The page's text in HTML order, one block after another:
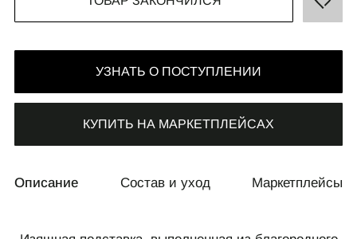
УЗНАТЬ О ПОСТУПЛЕНИИ
КУПИТЬ НА МАРКЕТПЛЕЙСАХ
Описание Состав и уход Маркетплейсы
Полезные статьи
СВЯЗАТЬСЯ С НАМИ
+7 495 011-28-05